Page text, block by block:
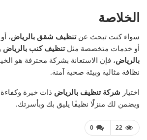
الخلاصة
سواء كنت تبحث عنتنظيف شقق بالرياض،
أو خدمات متخصصة مثلتنظيف كنب بالرياض
بالرياض، فإن الاستعانة بشركة محترفة هو
نظافة مثالية وبيئة صحية آمنة.
اختيار شركة تنظيف بالرياض ذات خبرة
ويضمن لك منزلًا نظيفًا يليق بك وبأسرتك.
0 22